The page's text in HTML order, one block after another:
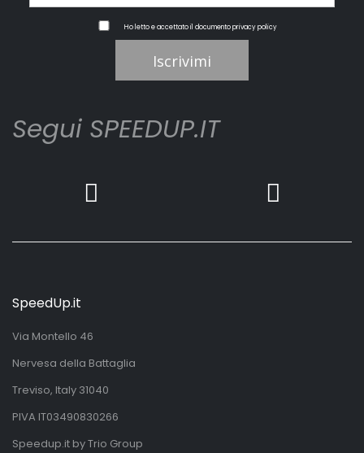
Ho letto e accettato il documentoprivacy policy
Iscrivimi
Segui SPEEDUP.IT
SpeedUp.it
Via Montello 46
Nervesa della Battaglia
Treviso, Italy 31040
PIVA IT03490830266
Speedup.it by Trio Group